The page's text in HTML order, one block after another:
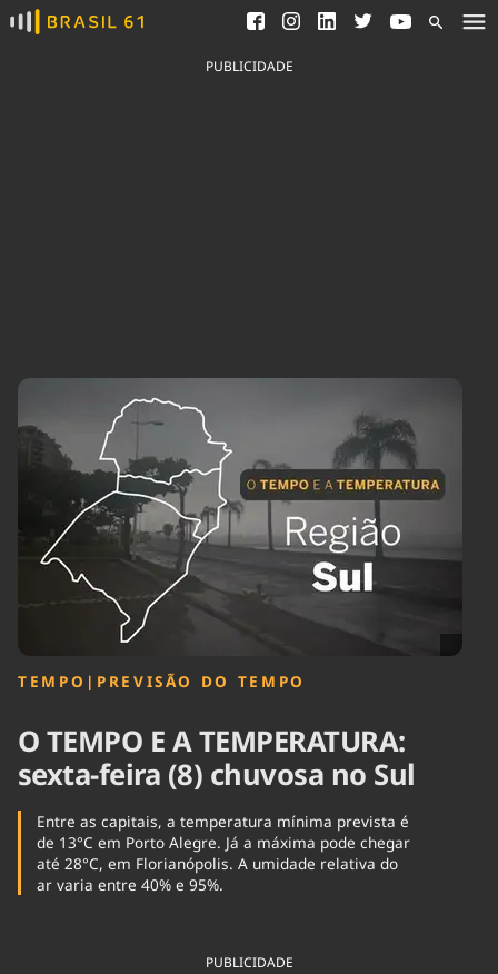
Ver todas as notícias
Saneamento
Indicadores
Brasil
Brasil Mineral
Tecnologia
Cinema
Comportamento
Cultura
Economia
Educação
Infraestrutura
Internacional
Meio Ambiente
Podcast
Política
Saúde
PUBLICIDADE
TEMPO | PREVISÃO DO TEMPO
O TEMPO E A TEMPERATURA:
sexta-feira (8) chuvosa no Sul
Entre as capitais, a temperatura mínima prevista é
de 13°C em Porto Alegre. Já a máxima pode chegar
até 28°C, em Florianópolis. A umidade relativa do
ar varia entre 40% e 95%.
PUBLICIDADE